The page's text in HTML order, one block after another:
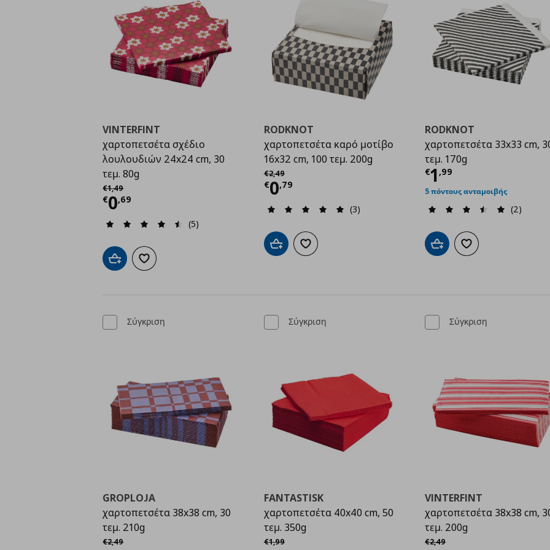
VINTERFINT
χαρτοπετσέτα σχέδιο
λουλουδιών 24x24 cm, 30
τεμ. 80g
€1,49
Αρχική τιμή
€0,69
Τρέχουσα τιμή € 0,69
(5)
Προσθήκη στο καλάθι
Προσθήκη στα αγαπημένα
RODKNOT
χαρτοπετσέτα καρό μοτίβο
16x32 cm, 100 τεμ. 200g
€2,49
Αρχική τιμή
€0,79
Τρέχουσα τιμή € 0,79
(3)
Προσθήκη στο καλάθι
Προσθήκη στα αγαπημένα
RODKNOT
χαρτοπετσέτα 33x33 cm,
τεμ. 170g
€1 ,99
Τρέχουσα τιμή
5 πόντους ανταμοιβής
(2)
Προσθήκη στο καλάθι
Προσθήκη στα
Σύγκριση
GROPLOJA
χαρτοπετσέτα 38x38 cm, 30
τεμ. 210g
€2,49
Αρχική τιμή
Σύγκριση
FANTASTISK
χαρτοπετσέτα 40x40 cm, 50
τεμ. 350g
€1,99
Αρχική τιμή
Σύγκριση
VINTERFINT
χαρτοπετσέτα 38x38 cm,
τεμ. 200g
€2,49
Αρχική τιμή